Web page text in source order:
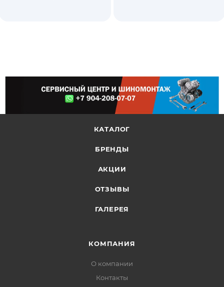
КАТАЛОГ
БРЕНДЫ
АКЦИИ
ОТЗЫВЫ
ГАЛЕРЕЯ
КОМПАНИЯ
О компании
Контакты